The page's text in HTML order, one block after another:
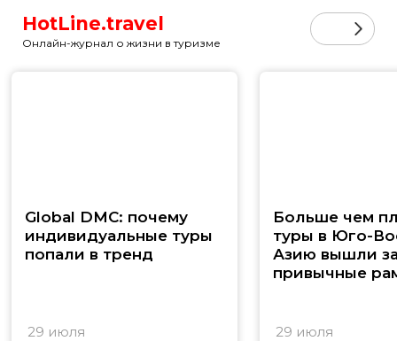
HotLine.travel
Онлайн-журнал о жизни в туризме
Global DMC: почему
индивидуальные туры
попали в тренд
29 июля
Больше чем
туры в Юго-
Азию вышли
привычные
29 июля